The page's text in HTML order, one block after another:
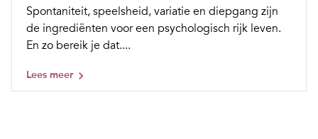
Spontaniteit, speelsheid, variatie en diepgang zijn
de ingrediënten voor een psychologisch rijk leven.
En zo bereik je dat....
Lees meer